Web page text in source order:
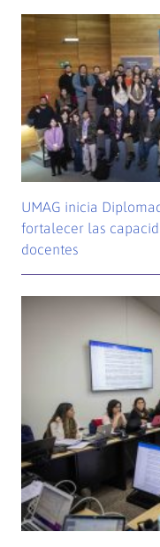
UMAG inicia
fortalecer las
docentes